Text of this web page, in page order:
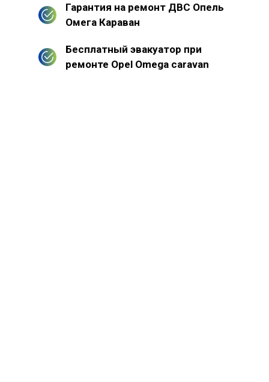
Гарантия на ремонт ДВС Опель
Омега Караван
Бесплатный эвакуатор при
ремонте Opel Omega caravan